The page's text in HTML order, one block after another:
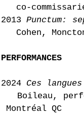
co-
2013Punctum:
Cohen,
PERFORMANCES
2024 Ces
Boileau,
Montréal QC